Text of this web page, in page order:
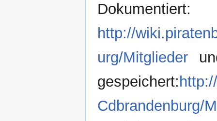
Dokumentiert:
http://
urg/Mitglieder
gespeichert:
Cdbrandenburg/